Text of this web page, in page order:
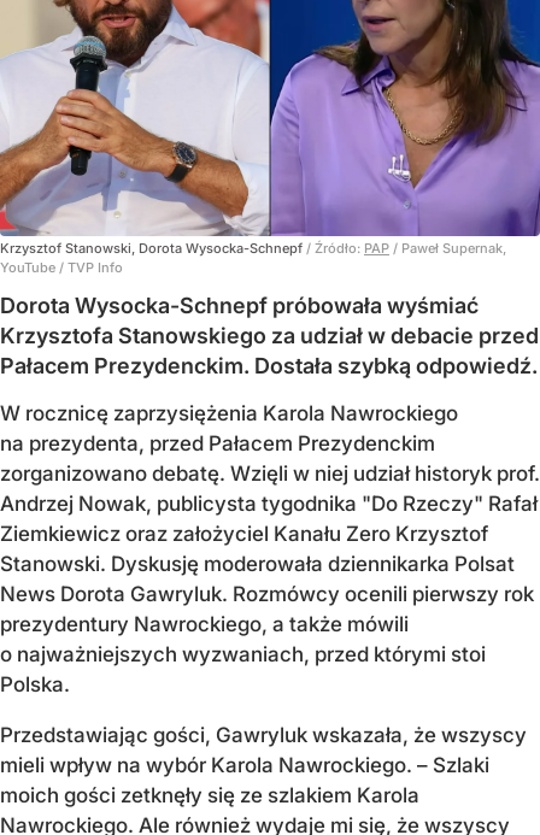
Krzysztof Stanowski, Dorota Wysocka-Schnepf / Źródło: PAP / Paweł Supernak,
YouTube / TVP Info
Dorota Wysocka-Schnepf próbowała wyśmiać
Krzysztofa Stanowskiego za udział w debacie przed
Pałacem Prezydenckim. Dostała szybką odpowiedź.
W rocznicę zaprzysiężenia Karola Nawrockiego
na prezydenta, przed Pałacem Prezydenckim
zorganizowano debatę. Wzięli w niej udział historyk prof.
Andrzej Nowak, publicysta tygodnika "Do Rzeczy" Rafał
Ziemkiewicz oraz założyciel Kanału Zero Krzysztof
Stanowski. Dyskusję moderowała dziennikarka Polsat
News Dorota Gawryluk. Rozmówcy ocenili pierwszy rok
prezydentury Nawrockiego, a także mówili
o najważniejszych wyzwaniach, przed którymi stoi
Polska.
Przedstawiając gości, Gawryluk wskazała, że wszyscy
mieli wpływ na wybór Karola Nawrockiego. – Szlaki
moich gości zetknęły się ze szlakiem Karola
Nawrockiego. Ale również wydaje mi się, że wszyscy